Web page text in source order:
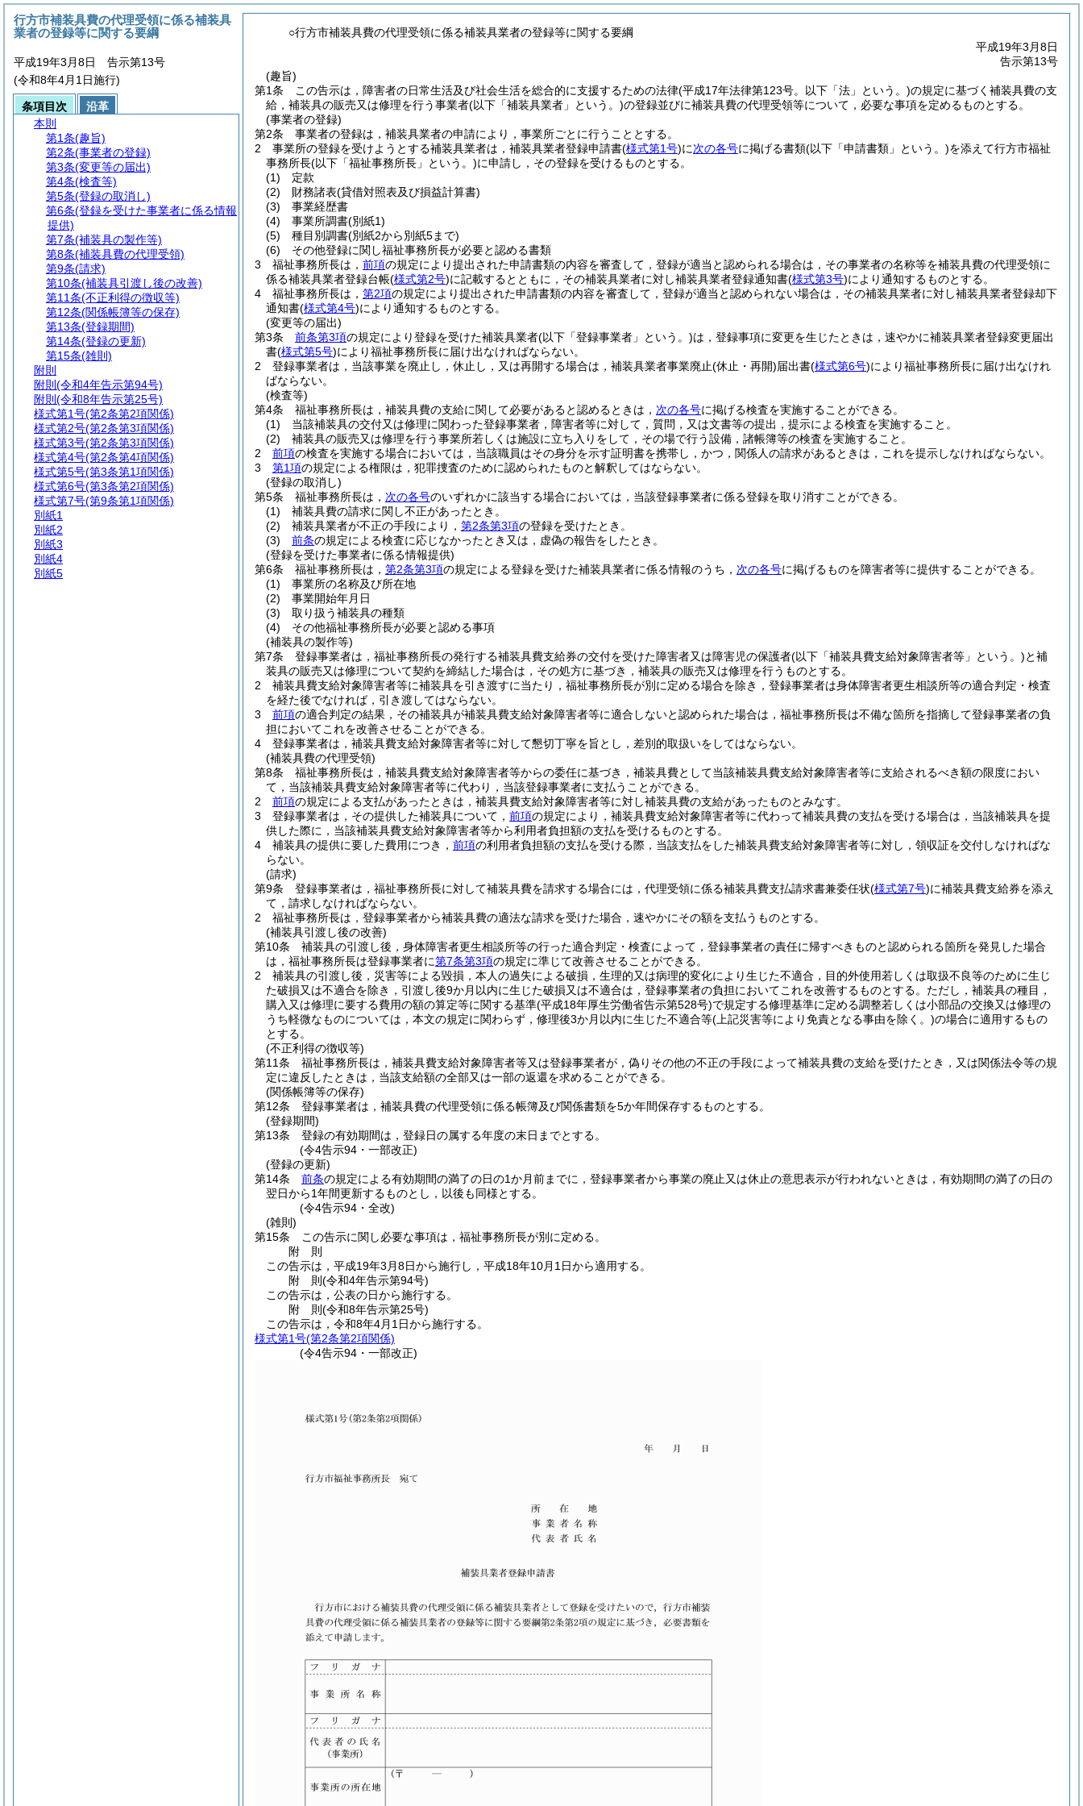
○行方市補装具費の代理受領に係る補装具業者の登録等に関する要綱
平成19年3月8日
告示第13号
(趣旨)
第1条
この告示は，障害者の日常生活及び社会生活を総合的に支援するための法律(平成17年法律第123号。以下「法」という。)の規定に基づく補装具費の支
給，補装具の販売又は修理を行う事業者(以下「補装具業者」という。)の登録並びに補装具費の代理受領等について，必要な事項を定めるものとする。
(事業者の登録)
第2条
事業者の登録は，補装具業者の申請により，事業所ごとに行うこととする。
2
事業所の登録を受けようとする補装具業者は，補装具業者登録申請書(様式第1号)に次の各号に掲げる書類(以下「申請書類」という。)を添えて行方市福祉
事務所長(以下「福祉事務所長」という。)に申請し，その登録を受けるものとする。
(1)
定款
(2)
財務諸表(貸借対照表及び損益計算書)
(3)
事業経歴書
(4)
事業所調書(別紙1)
(5)
種目別調書(別紙2から別紙5まで)
(6)
その他登録に関し福祉事務所長が必要と認める書類
3
福祉事務所長は， 前項の規定により提出された申請書類の内容を審査して，登録が適当と認められる場合は，その事業者の名称等を補装具費の代理受領に
係る補装具業者登録台帳(様式第2号)に記載するとともに，その補装具業者に対し補装具業者登録通知書(様式第3号)により通知するものとする。
4
福祉事務所長は， 第2項の規定により提出された申請書類の内容を審査して，登録が適当と認められない場合は，その補装具業者に対し補装具業者登録却下
通知書(様式第4号)により通知するものとする。
(変更等の届出)
第3条
前条第3項の規定により登録を受けた補装具業者(以下「登録事業者」という。)は，登録事項に変更を生じたときは，速やかに補装具業者登録変更届出
書(様式第5号)により福祉事務所長に届け出なければならない。
2
登録事業者は，当該事業を廃止し，休止し，又は再開する場合は，補装具業者事業廃止(休止・再開)届出書(様式第6号)により福祉事務所長に届け出なけれ
ばならない。
(検査等)
第4条
福祉事務所長は，補装具費の支給に関して必要があると認めるときは， 次の各号に掲げる検査を実施することができる。
(1)
当該補装具の交付又は修理に関わった登録事業者，障害者等に対して，質問，又は文書等の提出，提示による検査を実施すること。
(2)
補装具の販売又は修理を行う事業所若しくは施設に立ち入りをして，その場で行う設備，諸帳簿等の検査を実施すること。
2
前項の検査を実施する場合においては，当該職員はその身分を示す証明書を携帯し，かつ，関係人の請求があるときは，これを提示しなければならない。
3
第1項の規定による権限は，犯罪捜査のために認められたものと解釈してはならない。
(登録の取消し)
第5条
福祉事務所長は， 次の各号のいずれかに該当する場合においては，当該登録事業者に係る登録を取り消すことができる。
(1)
補装具費の請求に関し不正があったとき。
(2)
補装具業者が不正の手段により， 第2条第3項の登録を受けたとき。
(3)
前条の規定による検査に応じなかったとき又は，虚偽の報告をしたとき。
(登録を受けた事業者に係る情報提供)
第6条
福祉事務所長は， 第2条第3項の規定による登録を受けた補装具業者に係る情報のうち， 次の各号に掲げるものを障害者等に提供することができる。
(1)
事業所の名称及び所在地
(2)
事業開始年月日
(3)
取り扱う補装具の種類
(4)
その他福祉事務所長が必要と認める事項
(補装具の製作等)
第7条
登録事業者は，福祉事務所長の発行する補装具費支給券の交付を受けた障害者又は障害児の保護者(以下「補装具費支給対象障害者等」という。)と補
装具の販売又は修理について契約を締結した場合は，その処方に基づき，補装具の販売又は修理を行うものとする。
2
補装具費支給対象障害者等に補装具を引き渡すに当たり，福祉事務所長が別に定める場合を除き，登録事業者は身体障害者更生相談所等の適合判定・検査
を経た後でなければ，引き渡してはならない。
3
前項の適合判定の結果，その補装具が補装具費支給対象障害者等に適合しないと認められた場合は，福祉事務所長は不備な箇所を指摘して登録事業者の負
担においてこれを改善させることができる。
4
登録事業者は，補装具費支給対象障害者等に対して懇切丁寧を旨とし，差別的取扱いをしてはならない。
(補装具費の代理受領)
第8条
福祉事務所長は，補装具費支給対象障害者等からの委任に基づき，補装具費として当該補装具費支給対象障害者等に支給されるべき額の限度におい
て，当該補装具費支給対象障害者等に代わり，当該登録事業者に支払うことができる。
2
前項の規定による支払があったときは，補装具費支給対象障害者等に対し補装具費の支給があったものとみなす。
3
登録事業者は，その提供した補装具について， 前項の規定により，補装具費支給対象障害者等に代わって補装具費の支払を受ける場合は，当該補装具を提
供した際に，当該補装具費支給対象障害者等から利用者負担額の支払を受けるものとする。
4
補装具の提供に要した費用につき， 前項の利用者負担額の支払を受ける際，当該支払をした補装具費支給対象障害者等に対し，領収証を交付しなければな
らない。
(請求)
第9条
登録事業者は，福祉事務所長に対して補装具費を請求する場合には，代理受領に係る補装具費支払請求書兼委任状(様式第7号)に補装具費支給券を添え
て，請求しなければならない。
2
福祉事務所長は，登録事業者から補装具費の適法な請求を受けた場合，速やかにその額を支払うものとする。
(補装具引渡し後の改善)
第10条
補装具の引渡し後，身体障害者更生相談所等の行った適合判定・検査によって，登録事業者の責任に帰すべきものと認められる箇所を発見した場合
は，福祉事務所長は登録事業者に第7条第3項の規定に準じて改善させることができる。
2
補装具の引渡し後，災害等による毀損，本人の過失による破損，生理的又は病理的変化により生じた不適合，目的外使用若しくは取扱不良等のために生じ
た破損又は不適合を除き，引渡し後9か月以内に生じた破損又は不適合は，登録事業者の負担においてこれを改善するものとする。 ただし，補装具の種目，
購入又は修理に要する費用の額の算定等に関する基準(平成18年厚生労働省告示第528号)で規定する修理基準に定める調整若しくは小部品の交換又は修理の
うち軽微なものについては，本文の規定に関わらず，修理後3か月以内に生じた不適合等(上記災害等により免責となる事由を除く。)の場合に適用するもの
とする。
(不正利得の徴収等)
第11条
福祉事務所長は，補装具費支給対象障害者等又は登録事業者が，偽りその他の不正の手段によって補装具費の支給を受けたとき，又は関係法令等の規
定に違反したときは，当該支給額の全部又は一部の返還を求めることができる。
(関係帳簿等の保存)
第12条
登録事業者は，補装具費の代理受領に係る帳簿及び関係書類を5か年間保存するものとする。
(登録期間)
第13条
登録の有効期間は，登録日の属する年度の末日までとする。
(令4告示94・一部改正)
(登録の更新)
第14条
前条の規定による有効期間の満了の日の1か月前までに，登録事業者から事業の廃止又は休止の意思表示が行われないときは，有効期間の満了の日の
翌日から1年間更新するものとし，以後も同様とする。
(令4告示94・全改)
(雑則)
第15条
この告示に関し必要な事項は，福祉事務所長が別に定める。
附 則
この告示は，平成19年3月8日から施行し，平成18年10月1日から適用する。
附 則(令和4年告示第94号)
この告示は，公表の日から施行する。
附 則(令和8年告示第25号)
この告示は，令和8年4月1日から施行する。
様式第1号(第2条第2項関係)
(令4告示94・一部改正)
行方市補装具費の代理受領に係る補装具
業者の登録等に関する要綱
平成19年3月8日 告示第13号
(令和8年4月1日施行)
条項目次
沿革
本則
第1条(趣旨)
第2条(事業者の登録)
第3条(変更等の届出)
第4条(検査等)
第5条(登録の取消し)
第6条(登録を受けた事業者に係る情報
提供)
第7条(補装具の製作等)
第8条(補装具費の代理受領)
第9条(請求)
第10条(補装具引渡し後の改善)
第11条(不正利得の徴収等)
第12条(関係帳簿等の保存)
第13条(登録期間)
第14条(登録の更新)
第15条(雑則)
附則
附則 (令和4年告示第94号)
附則 (令和8年告示第25号)
様式第1号(第2条第2項関係)
様式第2号(第2条第3項関係)
様式第3号(第2条第3項関係)
様式第4号(第2条第4項関係)
様式第5号(第3条第1項関係)
様式第6号(第3条第2項関係)
様式第7号(第9条第1項関係)
別紙1
別紙2
別紙3
別紙4
別紙5